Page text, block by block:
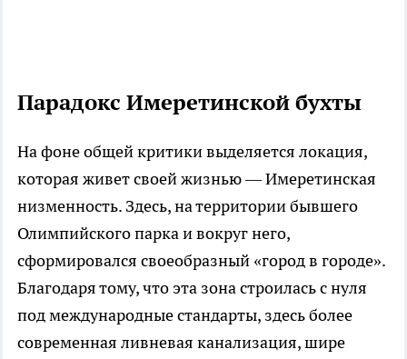
Парадокс Имеретинской бухты
На фоне общей критики выделяется локация,
которая живет своей жизнью — Имеретинская
низменность. Здесь, на территории бывшего
Олимпийского парка и вокруг него,
сформировался своеобразный «город в городе».
Благодаря тому, что эта зона строилась с нуля
под международные стандарты, здесь более
современная ливневая канализация, шире